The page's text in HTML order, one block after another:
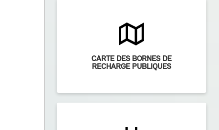
CARTE DES BORNES DE
RECHARGE PUBLIQUES